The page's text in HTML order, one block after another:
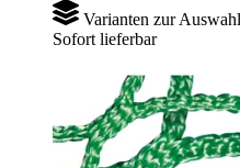
Varianten zur Auswahl
Sofort lieferbar